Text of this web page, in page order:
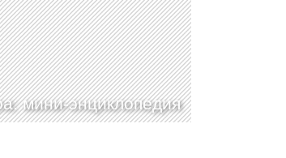
мини-энциклопедия